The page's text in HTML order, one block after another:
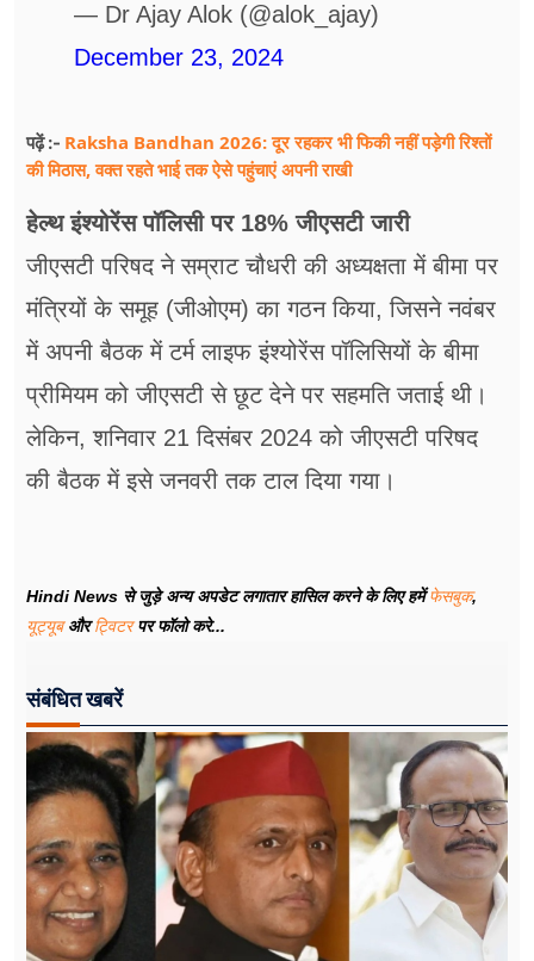
— Dr Ajay Alok (@alok_ajay)
December 23, 2024
पढ़ें :- Raksha Bandhan 2026: दूर रहकर भी फिकी नहीं पड़ेगी रिश्तों
की मिठास, वक्त रहते भाई तक ऐसे पहुंचाएं अपनी राखी
हेल्थ इंश्योरेंस पॉलिसी पर 18% जीएसटी जारी
जीएसटी परिषद ने सम्राट चौधरी की अध्यक्षता में बीमा पर
मंत्रियों के समूह (जीओएम) का गठन किया, जिसने नवंबर
में अपनी बैठक में टर्म लाइफ इंश्योरेंस पॉलिसियों के बीमा
प्रीमियम को जीएसटी से छूट देने पर सहमति जताई थी।
लेकिन, शनिवार 21 दिसंबर 2024 को जीएसटी परिषद
की बैठक में इसे जनवरी तक टाल दिया गया।
Hindi News से जुड़े अन्य अपडेट लगातार हासिल करने के लिए हमेंफेसबुक,
यूट्यूबऔरट्विटरपर फॉलो करे...
संबंधित खबरें